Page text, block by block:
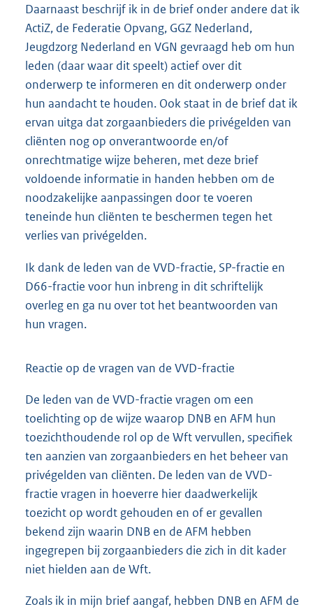
Daarnaast beschrijf ik in de brief onder andere dat ik
ActiZ, de Federatie Opvang, GGZ Nederland,
Jeugdzorg Nederland en VGN gevraagd heb om hun
leden (daar waar dit speelt) actief over dit
onderwerp te informeren en dit onderwerp onder
hun aandacht te houden. Ook staat in de brief dat ik
ervan uitga dat zorgaanbieders die privégelden van
cliënten nog op onverantwoorde en/of
onrechtmatige wijze beheren, met deze brief
voldoende informatie in handen hebben om de
noodzakelijke aanpassingen door te voeren
teneinde hun cliënten te beschermen tegen het
verlies van privégelden.
Ik dank de leden van de VVD-fractie, SP-fractie en
D66-fractie voor hun inbreng in dit schriftelijk
overleg en ga nu over tot het beantwoorden van
hun vragen.
Reactie op de vragen van de VVD-fractie
De leden van de VVD-fractie vragen om een
toelichting op de wijze waarop DNB en AFM hun
toezichthoudende rol op de Wft vervullen, specifiek
ten aanzien van zorgaanbieders en het beheer van
privégelden van cliënten. De leden van de VVD-
fractie vragen in hoeverre hier daadwerkelijk
toezicht op wordt gehouden en of er gevallen
bekend zijn waarin DNB en de AFM hebben
ingegrepen bij zorgaanbieders die zich in dit kader
niet hielden aan de Wft.
Zoals ik in mijn brief aangaf, hebben DNB en AFM de